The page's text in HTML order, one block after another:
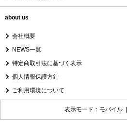
about us
会社概要
NEWS一覧
特定商取引法に基づく表示
個人情報保護方針
ご利用環境について
表示モード：モバイル |